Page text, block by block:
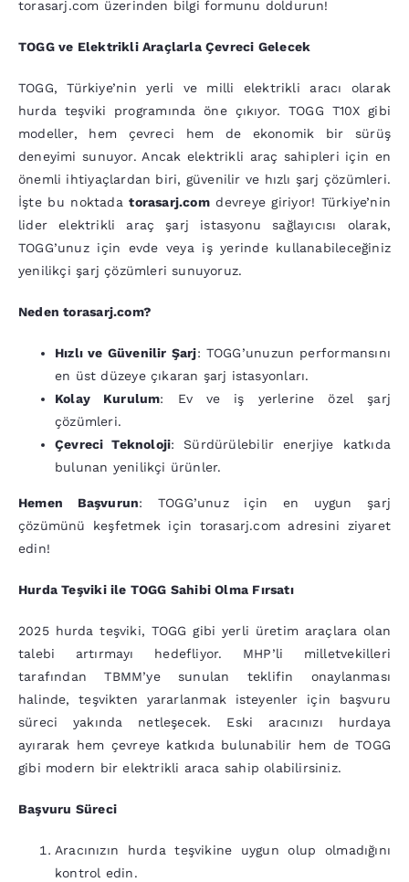
torasarj.com üzerinden bilgi formunu doldurun!
TOGG ve Elektrikli Araçlarla Çevreci Gelecek
TOGG, Türkiye’nin yerli ve milli elektrikli aracı olarak
hurda teşviki programında öne çıkıyor. TOGG T10X gibi
modeller, hem çevreci hem de ekonomik bir sürüş
deneyimi sunuyor. Ancak elektrikli araç sahipleri için en
önemli ihtiyaçlardan biri, güvenilir ve hızlı şarj çözümleri.
İşte bu noktadatorasarj.comdevreye giriyor! Türkiye’nin
lider elektrikli araç şarj istasyonu sağlayıcısı olarak,
TOGG’unuz için evde veya iş yerinde kullanabileceğiniz
yenilikçi şarj çözümleri sunuyoruz.
Neden torasarj.com?
Hızlı ve Güvenilir Şarj: TOGG’unuzun performansını
en üst düzeye çıkaran şarj istasyonları.
Kolay Kurulum: Ev ve iş yerlerine özel şarj
çözümleri.
Çevreci Teknoloji: Sürdürülebilir enerjiye katkıda
bulunan yenilikçi ürünler.
Hemen Başvurun: TOGG’unuz için en uygun şarj
çözümünü keşfetmek için torasarj.com adresini ziyaret
edin!
Hurda Teşviki ile TOGG Sahibi Olma Fırsatı
2025 hurda teşviki, TOGG gibi yerli üretim araçlara olan
talebi artırmayı hedefliyor. MHP’li milletvekilleri
tarafından TBMM’ye sunulan teklifin onaylanması
halinde, teşvikten yararlanmak isteyenler için başvuru
süreci yakında netleşecek. Eski aracınızı hurdaya
ayırarak hem çevreye katkıda bulunabilir hem de TOGG
gibi modern bir elektrikli araca sahip olabilirsiniz.
Başvuru Süreci
Aracınızın hurda teşvikine uygun olup olmadığını
kontrol edin.